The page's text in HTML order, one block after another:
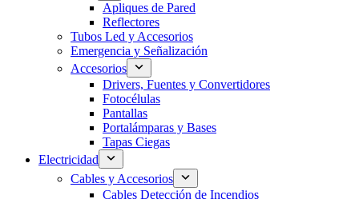
Apliques de Pared
Reflectores
Tubos Led y Accesorios
Emergencia y Señalización
Accesorios
Drivers, Fuentes y Convertidores
Fotocélulas
Pantallas
Portalámparas y Bases
Tapas Ciegas
Electricidad
Cables y Accesorios
Cables Detección de Incendios